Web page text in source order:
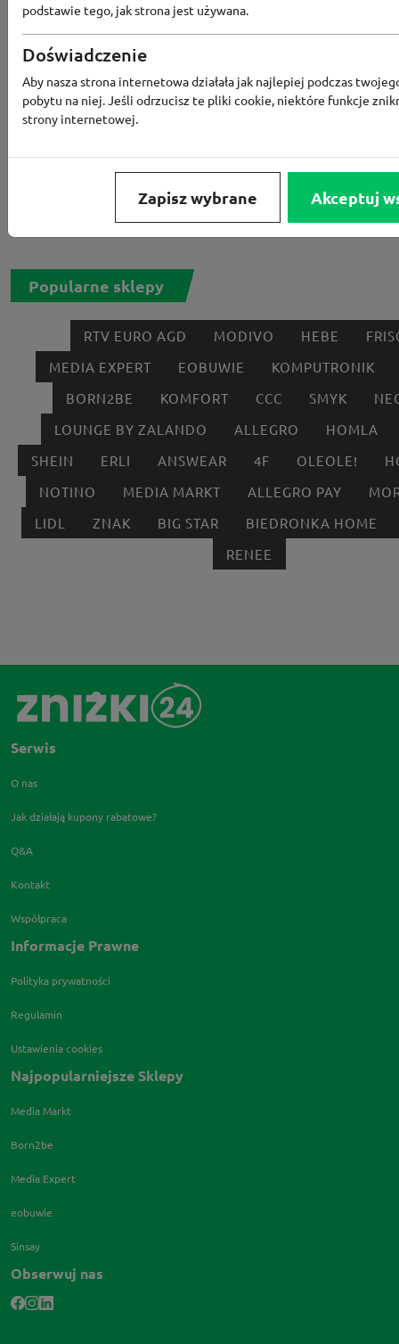
Popularne sklepy
RTV EURO AGD MODIVO HEBE
MEDIA EXPERT
EOBUWIE
KOMPUTRONIK
BORN2BE
KOMFORT CCC SMYK
LOUNGE BY ZALANDO
ALLEGRO
HOMLA
SHEIN
ERLI ANSWEAR 4F OLEOLE!
NOTINO
MEDIA MARKT ALLEGRO PAY
LIDL
ZNAK BIG STAR
BIEDRONKA HOME
RENEE
Serwis
O nas
Jak działają kupony rabatowe?
Q&A
Kontakt
Współpraca
Informacje Prawne
Polityka prywatności
Regulamin
Ustawienia cookies
Najpopularniejsze Sklepy
Media Markt
Born2be
Media Expert
eobuwie
Sinsay
Obserwuj nas
podstawie tego, jak strona jest używana.
Doświadczenie
Aby nasza strona internetowa działała jak najlepiej podczas
pobytu na niej. Jeśli odrzucisz te pliki cookie, niektóre funkcje
strony internetowej.
Zapisz wybrane Akceptuj